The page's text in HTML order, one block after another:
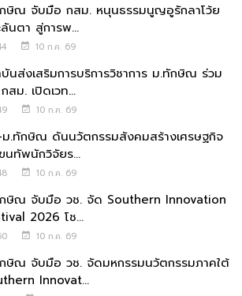
ษิณ จับมือ กสม. หนุนธรรมนูญอูรักลาโว้ย
ลันตา สู่การพ...
10 ก.ค. 69
นส่งเสริมการบริการวิชาการ ม.ทักษิณ ร่วม
สม. เปิดเวท...
10 ก.ค. 69
ม.ทักษิณ ดันนวัตกรรมสังคมสร้างเศรษฐกิจ
นทัพนักวิจัยร...
10 ก.ค. 69
ษิณ จับมือ วช. จัด Southern Innovation
2026 โช...
10 ก.ค. 69
ษิณ จับมือ วช. จัดมหกรรมนวัตกรรมภาคใต้
Innovat...